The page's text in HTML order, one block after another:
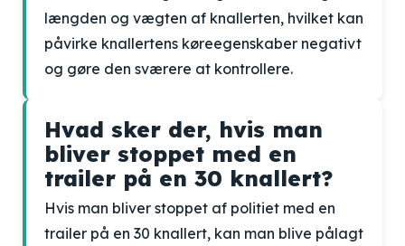
længden og vægten af knallerten, hvilket kan
påvirke knallertens køreegenskaber negativt
og gøre den sværere at kontrollere.
Hvad sker der, hvis man
bliver stoppet med en
trailer på en 30 knallert?
Hvis man bliver stoppet af politiet med en
trailer på en 30 knallert, kan man blive pålagt